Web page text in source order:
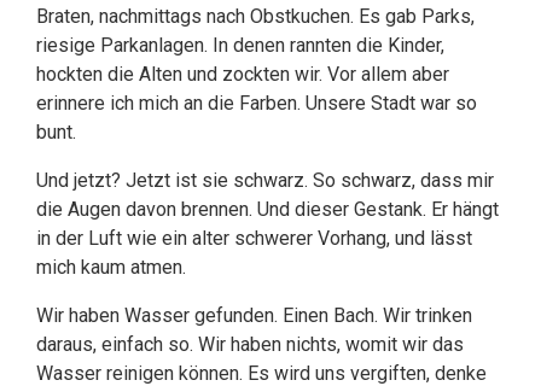
Braten, nachmittags nach Obstkuchen. Es gab Parks,
riesige Parkanlagen. In denen rannten die Kinder,
hockten die Alten und zockten wir. Vor allem aber
erinnere ich mich an die Farben. Unsere Stadt war so
bunt.
Und jetzt? Jetzt ist sie schwarz. So schwarz, dass mir
die Augen davon brennen. Und dieser Gestank. Er hängt
in der Luft wie ein alter schwerer Vorhang, und lässt
mich kaum atmen.
Wir haben Wasser gefunden. Einen Bach. Wir trinken
daraus, einfach so. Wir haben nichts, womit wir das
Wasser reinigen können. Es wird uns vergiften, denke